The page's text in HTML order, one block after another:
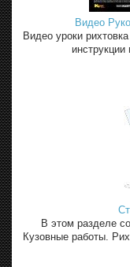
Видео
Видео уроки
В этом разделе
Кузовные работы.